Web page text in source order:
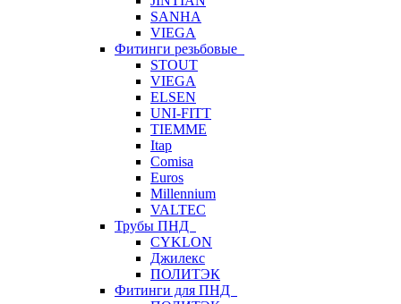
SANHA
VIEGA
Фитинги резьбовые
STOUT
VIEGA
ELSEN
UNI-FITT
TIEMME
Itap
Comisa
Euros
Millennium
VALTEC
Трубы ПНД
CYKLON
Джилекс
ПОЛИТЭК
Фитинги для ПНД